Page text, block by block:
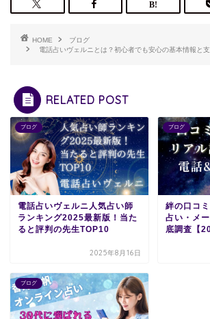
HOME
ブログ
電話占いヴェルニとは？初心者でも安心の基本情報と
RELATED POST
ブログ
電話占いヴェルニ人気占い師
ランキング2025最新版！当た
ると評判の先生TOP10
2025年8月16日
ブログ
絆の口コ
占い・メ
底調査【
ブログ